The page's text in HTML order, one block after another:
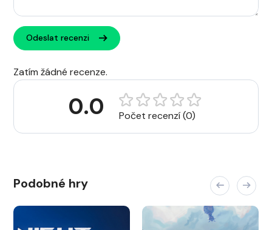
Odeslat recenzi
Zatím žádné recenze.
0.0 Počet recenzí (0)
Podobné hry